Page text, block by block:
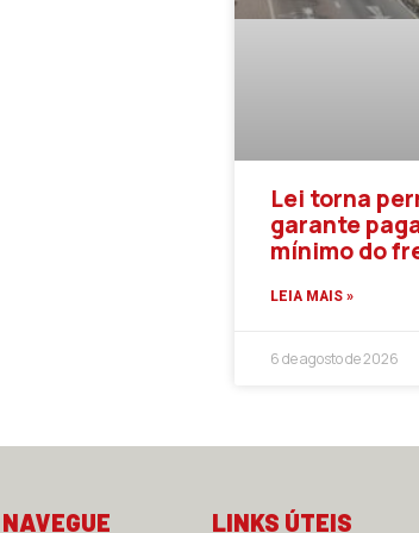
Lei torna
garante
mínimo do
LEIA MAIS »
6 de agosto de 2026
NAVEGUE LINKS ÚTEIS